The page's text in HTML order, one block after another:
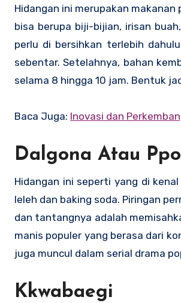
Hidangan ini merupakan
bisa berupa biji-bijian, irisan
perlu di bersihkan terlebih
sebentar. Setelahnya, bahan
selama 8 hingga 10 jam. Bentuk
Baca Juga: Inovasi dan
Dalgona Atau
Hidangan ini seperti yang di
leleh dan baking soda. Piringan
dan tantangnya adalah
manis populer yang berasa dari
juga muncul dalam serial drama
Kkwabaegi